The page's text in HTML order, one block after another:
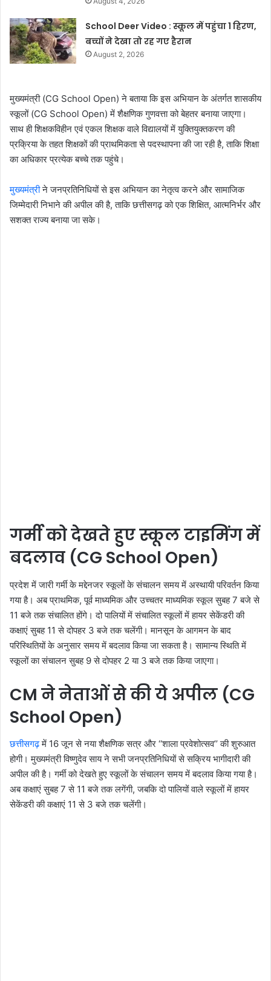
School Deer Video : स्कूल में पहुंचा 1 हिरण,
बच्चों ने देखा तो रह गए हैरान
August 2, 2026
मुख्यमंत्री (CG School Open) ने बताया कि इस अभियान के अंतर्गत शासकीय
स्कूलों (CG School Open) में शैक्षणिक गुणवत्ता को बेहतर बनाया जाएगा।
साथ ही शिक्षकविहीन एवं एकल शिक्षक वाले विद्यालयों में युक्तियुक्तकरण की
प्रक्रिया के तहत शिक्षकों की प्राथमिकता से पदस्थापना की जा रही है, ताकि शिक्षा
का अधिकार प्रत्येक बच्चे तक पहुंचे।
मुख्यमंत्रीने जनप्रतिनिधियों से इस अभियान का नेतृत्व करने और सामाजिक
जिम्मेदारी निभाने की अपील की है, ताकि छत्तीसगढ़ को एक शिक्षित, आत्मनिर्भर और
सशक्त राज्य बनाया जा सके।
गर्मी को देखते हुए स्कूल टाइमिंग में
बदलाव (CG School Open)
प्रदेश में जारी गर्मी के मद्देनजर स्कूलों के संचालन समय में अस्थायी परिवर्तन किया
गया है। अब प्राथमिक, पूर्व माध्यमिक और उच्चतर माध्यमिक स्कूल सुबह 7 बजे से
11 बजे तक संचालित होंगे। दो पालियों में संचालित स्कूलों में हायर सेकेंडरी की
कक्षाएं सुबह 11 से दोपहर 3 बजे तक चलेंगी। मानसून के आगमन के बाद
परिस्थितियों के अनुसार समय में बदलाव किया जा सकता है। सामान्य स्थिति में
स्कूलों का संचालन सुबह 9 से दोपहर 2 या 3 बजे तक किया जाएगा।
CM ने नेताओं से की ये अपील (CG
School Open)
छत्तीसगढ़में 16 जून से नया शैक्षणिक सत्र और ‘‘शाला प्रवेशोत्सव’’ की शुरुआत
होगी। मुख्यमंत्री विष्णुदेव साय ने सभी जनप्रतिनिधियों से सक्रिय भागीदारी की
अपील की है। गर्मी को देखते हुए स्कूलों के संचालन समय में बदलाव किया गया है।
अब कक्षाएं सुबह 7 से 11 बजे तक लगेंगी, जबकि दो पालियों वाले स्कूलों में हायर
सेकेंडरी की कक्षाएं 11 से 3 बजे तक चलेंगी।